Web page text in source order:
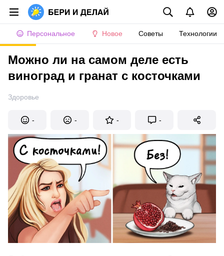
Персональное Новое Советы Технологии
Можно ли на самом деле есть
виноград и гранат с косточками
Здоровье
- - - -